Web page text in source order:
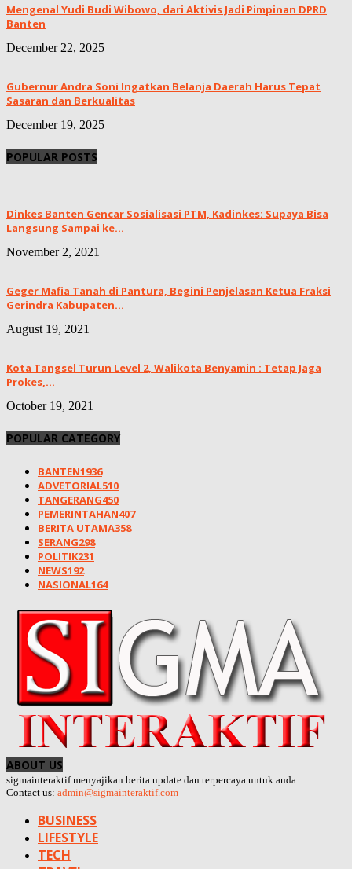
Mengenal Yudi Budi Wibowo, dari Aktivis Jadi Pimpinan DPRD
Banten
December 22, 2025
Gubernur Andra Soni Ingatkan Belanja Daerah Harus Tepat
Sasaran dan Berkualitas
December 19, 2025
POPULAR POSTS
Dinkes Banten Gencar Sosialisasi PTM, Kadinkes: Supaya Bisa
Langsung Sampai ke...
November 2, 2021
Geger Mafia Tanah di Pantura, Begini Penjelasan Ketua Fraksi
Gerindra Kabupaten...
August 19, 2021
Kota Tangsel Turun Level 2, Walikota Benyamin : Tetap Jaga
Prokes,...
October 19, 2021
POPULAR CATEGORY
BANTEN1936
ADVETORIAL510
TANGERANG450
PEMERINTAHAN407
BERITA UTAMA358
SERANG298
POLITIK231
NEWS192
NASIONAL164
ABOUT US
sigmainteraktif menyajikan berita update dan terpercaya untuk anda
Contact us: admin@sigmainteraktif.com
BUSINESS
LIFESTYLE
TECH